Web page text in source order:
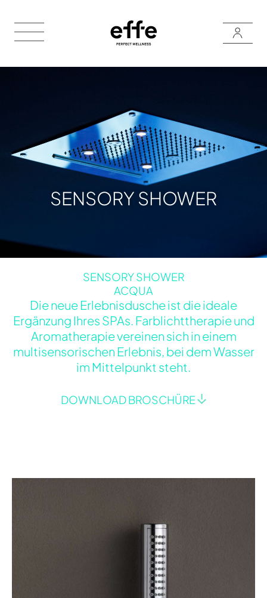
SENSORY SHOWER
SENSORY SHOWER
ACQUA
Die neue Erlebnisdusche ist die ideale
Ergänzung Ihres SPAs. Farblichttherapie und
Aromatherapie vereinen sich in einem
multisensorischen Erlebnis, bei dem Wasser
im Mittelpunkt steht.
DOWNLOAD BROSCHÜRE